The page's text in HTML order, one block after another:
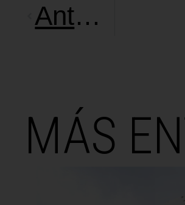
Anterior
MÁS